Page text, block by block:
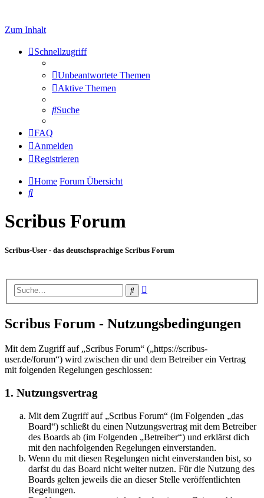
Zum Inhalt
Schnellzugriff
Unbeantwortete Themen
Aktive Themen
Suche
FAQ
Anmelden
Registrieren
Home Forum Übersicht
Suche
Scribus Forum
Scribus-User - das deutschsprachige Scribus Forum
Suche
Scribus Forum - Nutzungsbedingungen
Mit dem Zugriff auf „Scribus Forum“ („https://scribus-
user.de/forum“) wird zwischen dir und dem Betreiber ein Vertrag
mit folgenden Regelungen geschlossen:
1. Nutzungsvertrag
Mit dem Zugriff auf „Scribus Forum“ (im Folgenden „das
Board“) schließt du einen Nutzungsvertrag mit dem Betreiber
des Boards ab (im Folgenden „Betreiber“) und erklärst dich
mit den nachfolgenden Regelungen einverstanden.
Wenn du mit diesen Regelungen nicht einverstanden bist, so
darfst du das Board nicht weiter nutzen. Für die Nutzung des
Boards gelten jeweils die an dieser Stelle veröffentlichten
Regelungen.